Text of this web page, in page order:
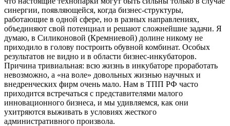
синергии, появляющейся, когда бизнес-структуры,
работающие в одной сфере, но в разных направлениях,
объединяют свой потенциал и решают сложнейшие задачи. Я
думаю, в Силиконовой (Кремниевой) долине никому не
приходило в голову построить обувной комбинат. Особых
результатов не видно и в области бизнес-инкубаторов.
Причина тривиальная: всю жизнь в инкубаторе проработать
невозможно, а «на воле» довольных жизнью научных и
внедренческих фирм очень мало. Нам в ТПП РФ часто
приходится встречаться с представителями малого
инновационного бизнеса, и мы удивляемся, как они
ухитряются выживать в условиях жесткого
административного произвола.